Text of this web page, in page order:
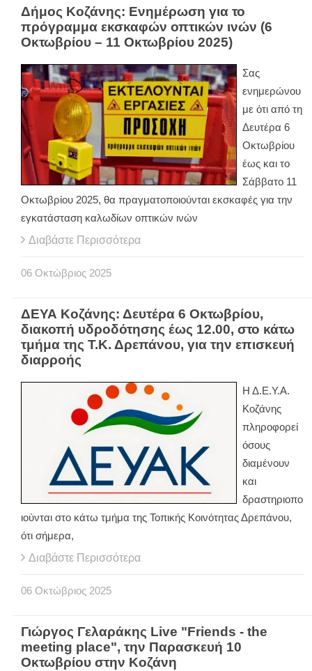
Δήμος Κοζάνης: Ενημέρωση για το
πρόγραμμα εκσκαφών οπτικών ινών (6
Οκτωβρίου – 11 Οκτωβρίου 2025)
Σας
ενημερώνου
με ότι από τη
Δευτέρα 6
Οκτωβρίου
έως και το
Σάββατο 11
Οκτωβρίου 2025, θα πραγματοποιούνται εκσκαφές για την
εγκατάσταση καλωδίων οπτικών ινών
Διαβάστε Περισσότερα
06 Οκτώβριος 2025
ΔΕΥΑ Κοζάνης: Δευτέρα 6 Οκτωβρίου,
διακοπή υδροδότησης έως 12.00, στο κάτω
τμήμα της Τ.Κ. Δρεπάνου, για την επισκευή
διαρροής
Η Δ.Ε.Υ.Α.
Κοζάνης
πληροφορεί
όσους
διαμένουν
και
δραστηριοπο
ιούνται στο κάτω τμήμα της Τοπικής Κοινότητας Δρεπάνου,
ότι σήμερα,
Διαβάστε Περισσότερα
06 Οκτώβριος 2025
Γιώργος Γελαράκης Live "Friends - the
meeting place", την Παρασκευή 10
Οκτωβρίου στην Κοζάνη